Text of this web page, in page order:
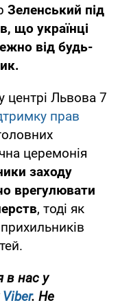
Зеленський під
що українці
від будь-
центрі Львова 7
прав
церемонія
заходу
врегулювати
, тоді як
в нас у
Viber. Не